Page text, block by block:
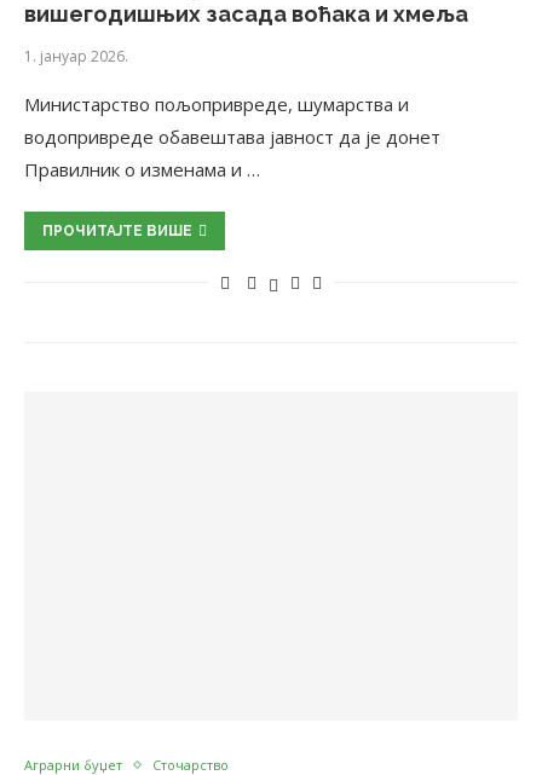
вишегодишњих засада воћака и хмеља
1. јануар 2026.
Министарство пољопривреде, шумарства и
водопривреде обавештава јавност да је донет
Правилник о изменaмa и …
ПРОЧИТАЈТЕ ВИШЕ
Аграрни буџет Сточарство